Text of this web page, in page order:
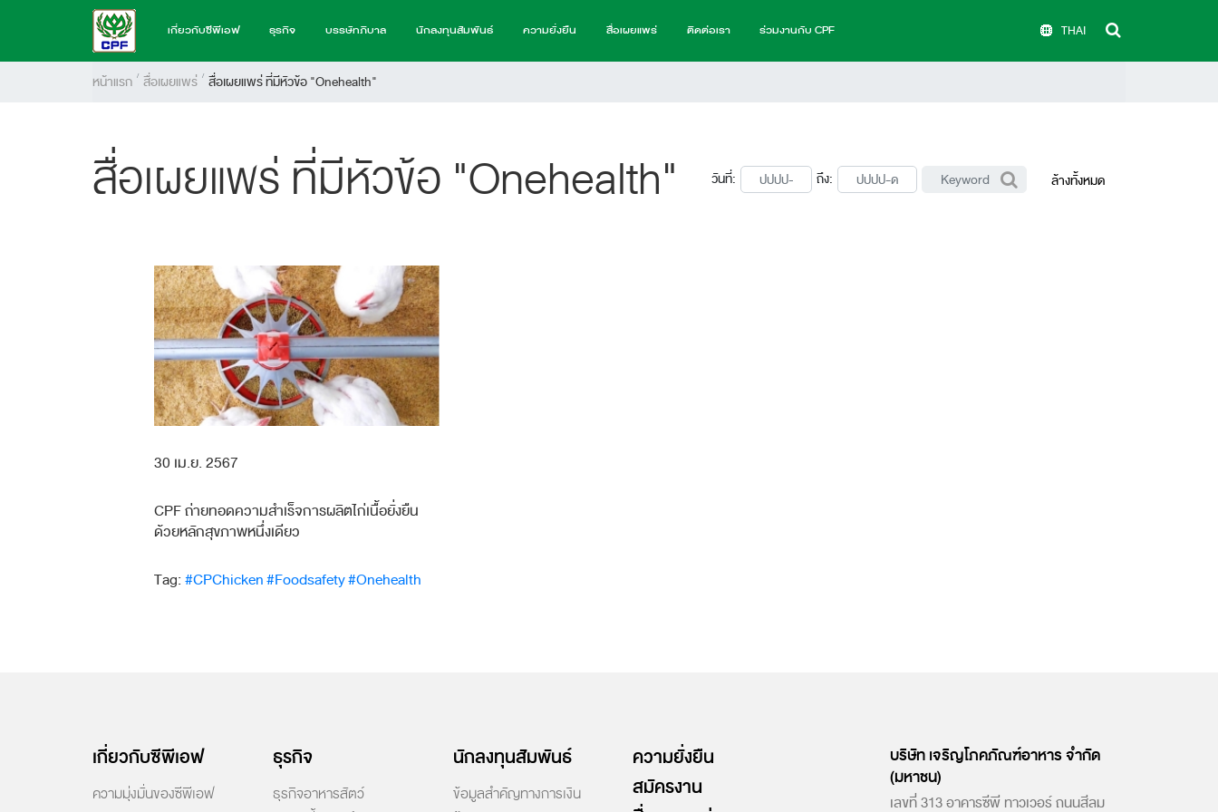
เกี่ยวกับซีพีเอฟ ธุรกิจ บรรษัทภิบาล นักลงทุนสัมพันธ์ ความยั่งยืน สื่อเผยแพร่ ติดต่อเรา ร่วมงานกับ CPF THAI
หน้าแรก สื่อเผยแพร่ สื่อเผยแพร่ ที่มีหัวข้อ "Onehealth"
สื่อเผยแพร่ ที่มีหัวข้อ "Onehealth" วันที่: ถึง: ล้างทั้งหมด
30 เม.ย. 2567
CPF ถ่ายทอดความสำเร็จการผลิตไก่เนื้อยั่งยืน
ด้วยหลักสุขภาพหนึ่งเดียว
Tag:#CPChicken#Foodsafety#Onehealth
เกี่ยวกับซีพีเอฟ
ความมุ่งมั่นของซีพีเอฟ
ธุรกิจ
ธุรกิจอาหารสัตว์
นักลงทุนสัมพันธ์
ข้อมูลสำคัญทางการเงิน
ความยั่งยืน
สมัครงาน
บริษัท เจริญโภคภัณฑ์อาหาร จำกัด
(มหาชน)
เลขที่ 313 อาคารซีพี ทาวเวอร์ ถนนสีลม